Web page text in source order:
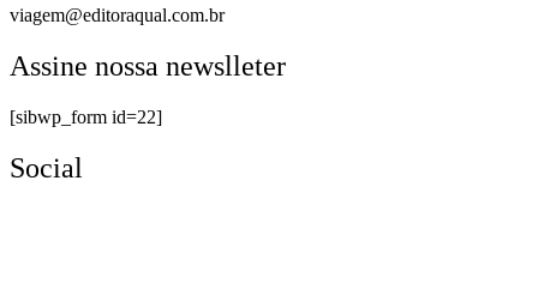
viagem@editoraqual.com.br
Assine nossa newslleter
[sibwp_form id=22]
Social